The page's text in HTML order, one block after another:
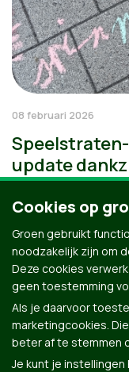
08 februari 2026
update
Cookies op
Groen gebruikt
noodzakelijk zijn om
Deze cookies
geen toestemming
Als je daarvoor
marketingcookies.
beter af te stemmen
Je kunt je